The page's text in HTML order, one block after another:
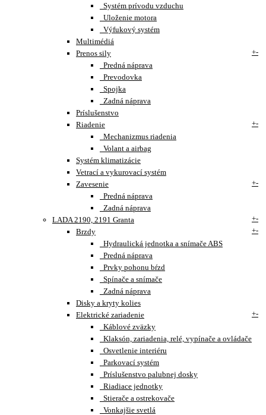
Systém prívodu vzduchu
Uloženie motora
Výfukový systém
Multimédiá
Prenos sily
+-
Predná náprava
Prevodovka
Spojka
Zadná náprava
Príslušenstvo
Riadenie
+-
Mechanizmus riadenia
Volant a airbag
Systém klimatizácie
Vetrací a vykurovací systém
Zavesenie
+-
Predná náprava
Zadná náprava
LADA 2190, 2191 Granta
+-
Brzdy
+-
Hydraulická jednotka a snímače ABS
Predná náprava
Prvky pohonu bŕzd
Spínače a snímače
Zadná náprava
Disky a kryty kolies
Elektrické zariadenie
+-
Káblové zväzky
Klaksón, zariadenia, relé, vypínače a ovládače
Osvetlenie interiéru
Parkovací systém
Príslušenstvo palubnej dosky
Riadiace jednotky
Stierače a ostrekovače
Vonkajšie svetlá